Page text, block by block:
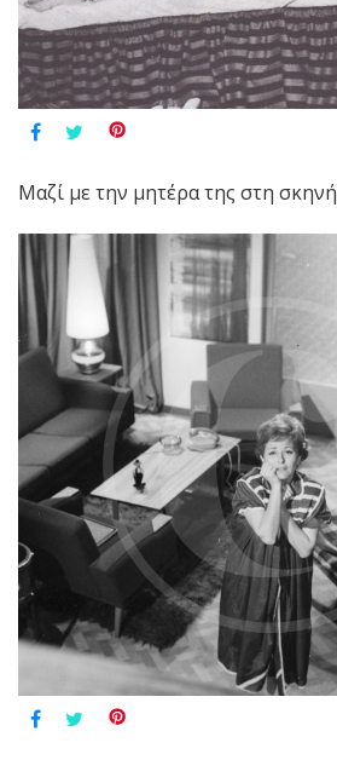
Μαζί με την μητέρα της στη σκηνή